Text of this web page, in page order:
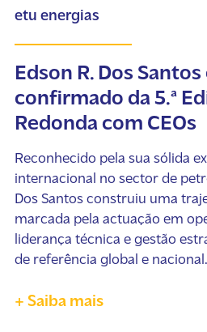
etu energias
Edson R. Dos
confirmado da 5.ª
Redonda com CEOs
Reconhecido pela sua sólida
internacional no sector de
Dos Santos construiu uma
marcada pela actuação em
liderança técnica e gestão
de referência global e nacional.
+ Saiba mais